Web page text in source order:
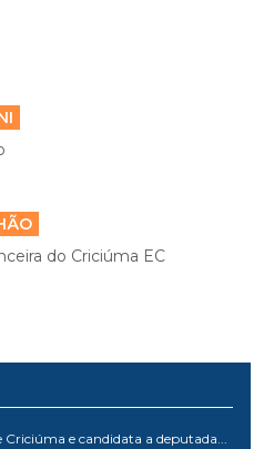
do Criciúma EC
Criciúma e candidata a deputada...